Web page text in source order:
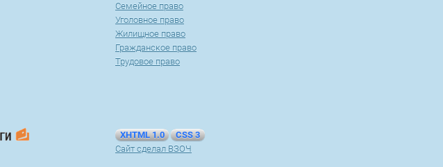
Cемейное право
Уголовное право
Жилищное право
Гражданское право
Трудовое право
XHTML 1.0
CSS 3
Сайт сделал ВЗОЧ